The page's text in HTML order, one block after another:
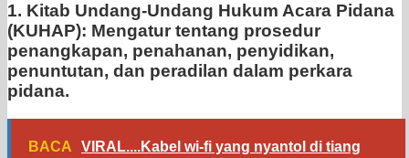
1. Kitab Undang-Undang Hukum Acara Pidana
(KUHAP): Mengatur tentang prosedur
penangkapan, penahanan, penyidikan,
penuntutan, dan peradilan dalam perkara
pidana.
BACA
VIRAL....Kabel wi-fi yang nyantol di tiang